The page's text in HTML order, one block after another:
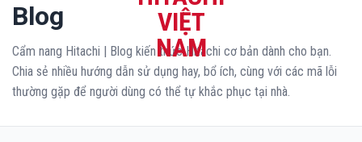
Blog
Cẩm nang Hitachi | Blog kiến thức Hitachi cơ bản dành cho bạn.
Chia sẻ nhiều hướng dẫn sử dụng hay, bổ ích, cùng với các mã lỗi
thường gặp để người dùng có thể tự khắc phục tại nhà.